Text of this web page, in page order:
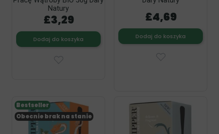
Natury
£3,29
Dodaj do koszyka
£4,69
Dodaj do koszyka
Obecnie brak na stanie
Bestseller